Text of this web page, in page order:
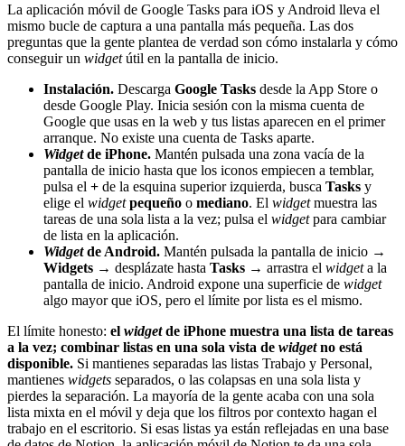
La aplicación móvil de Google Tasks para iOS y Android lleva el
mismo bucle de captura a una pantalla más pequeña. Las dos
preguntas que la gente plantea de verdad son cómo instalarla y cómo
conseguir un widgetútil en la pantalla de inicio.
Instalación. Descarga Google Tasks desde la App Store o
desde Google Play. Inicia sesión con la misma cuenta de
Google que usas en la web y tus listas aparecen en el primer
arranque. No existe una cuenta de Tasks aparte.
Widgetde iPhone. Mantén pulsada una zona vacía de la
pantalla de inicio hasta que los iconos empiecen a temblar,
pulsa el + de la esquina superior izquierda, busca Tasks y
elige el widget pequeño o mediano. El widgetmuestra las
tareas de una sola lista a la vez; pulsa el widgetpara cambiar
de lista en la aplicación.
Widgetde Android. Mantén pulsada la pantalla de inicio →
Widgets → desplázate hasta Tasks → arrastra el widgeta la
pantalla de inicio. Android expone una superficie de widget
algo mayor que iOS, pero el límite por lista es el mismo.
El límite honesto: el widgetde iPhone muestra una lista de tareas
a la vez; combinar listas en una sola vista de widgetno está
disponible. Si mantienes separadas las listas Trabajo y Personal,
mantienes widgets separados, o las colapsas en una sola lista y
pierdes la separación. La mayoría de la gente acaba con una sola
lista mixta en el móvil y deja que los filtros por contexto hagan el
trabajo en el escritorio. Si esas listas ya están reflejadas en una base